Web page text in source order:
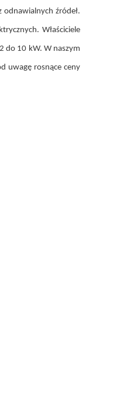
źródeł.
Właściciele
do 10 kW. W naszym
uwagę rosnące ceny